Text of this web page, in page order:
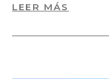
LEER MÁS